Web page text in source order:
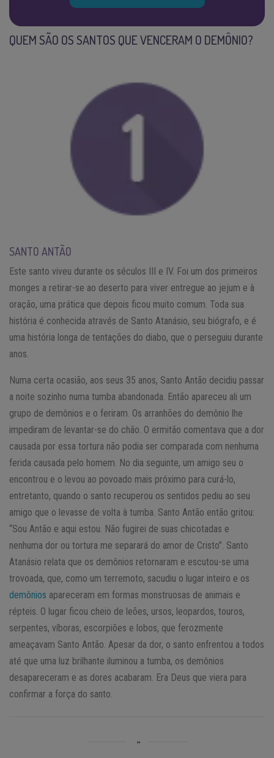
QUEM SÃO OS SANTOS QUE VENCERAM O DEMÔNIO?
SANTO ANTÃO
Este santo viveu durante os séculos III e IV. Foi um dos primeiros
monges a retirar-se ao deserto para viver entregue ao jejum e à
oração, uma prática que depois ficou muito comum. Toda sua
história é conhecida através de Santo Atanásio, seu biógrafo, e é
uma história longa de tentações do diabo, que o perseguiu durante
anos.
Numa certa ocasião, aos seus 35 anos, Santo Antão decidiu passar
a noite sozinho numa tumba abandonada. Então apareceu ali um
grupo de demônios e o feriram. Os arranhões do demônio lhe
impediram de levantar-se do chão. O ermitão comentava que a dor
causada por essa tortura não podia ser comparada com nenhuma
ferida causada pelo homem. No dia seguinte, um amigo seu o
encontrou e o levou ao povoado mais próximo para curá-lo,
entretanto, quando o santo recuperou os sentidos pediu ao seu
amigo que o levasse de volta à tumba. Santo Antão então gritou:
“Sou Antão e aqui estou. Não fugirei de suas chicotadas e
nenhuma dor ou tortura me separará do amor de Cristo”. Santo
Atanásio relata que os demônios retornaram e escutou-se uma
trovoada, que, como um terremoto, sacudiu o lugar inteiro e os
demônios apareceram em formas monstruosas de animais e
répteis. O lugar ficou cheio de leões, ursos, leopardos, touros,
serpentes, víboras, escorpiões e lobos, que ferozmente
ameaçavam Santo Antão. Apesar da dor, o santo enfrentou a todos
até que uma luz brilhante iluminou a tumba, os demônios
desapareceram e as dores acabaram. Era Deus que viera para
confirmar a força do santo.